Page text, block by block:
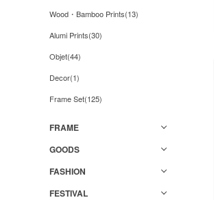
Wood・Bamboo Prints(13)
Alumi Prints(30)
Objet(44)
Decor(1)
Frame Set(125)
FRAME
GOODS
FASHION
FESTIVAL